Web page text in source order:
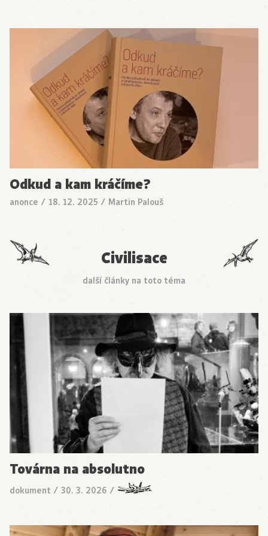
Odkud a kam kráčíme?
anonce / 18. 12. 2025 / Martin Palouš
Civilisace
další články na toto téma
Továrna na absolutno
dokument / 30. 3. 2026 /